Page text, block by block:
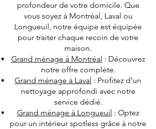
profondeur de votre domicile. Que
vous soyez à Montréal, Laval ou
Longueuil, notre équipe est équipée
pour traiter chaque recoin de votre
maison.
Grand ménage à Montréal : Découvrez
notre offre complète.
Grand ménage à Laval : Profitez d'un
nettoyage approfondi avec notre
service dédié.
Grand ménage à Longueuil : Optez
pour un intérieur spotless grâce à notre